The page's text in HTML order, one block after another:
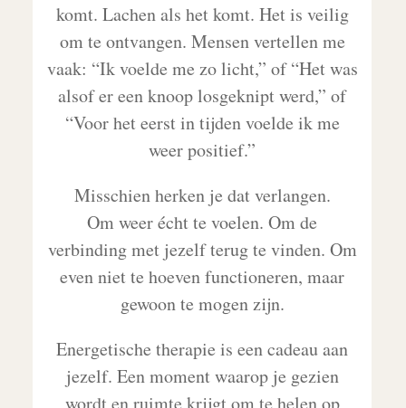
komt. Lachen als het komt. Het is veilig
om te ontvangen. Mensen vertellen me
vaak: “Ik voelde me zo licht,” of “Het was
alsof er een knoop losgeknipt werd,” of
“Voor het eerst in tijden voelde ik me
weer positief.”
Misschien herken je dat verlangen.
Om weer écht te voelen. Om de
verbinding met jezelf terug te vinden. Om
even niet te hoeven functioneren, maar
gewoon te mogen zijn.
Energetische therapie is een cadeau aan
jezelf. Een moment waarop je gezien
wordt en ruimte krijgt om te helen op